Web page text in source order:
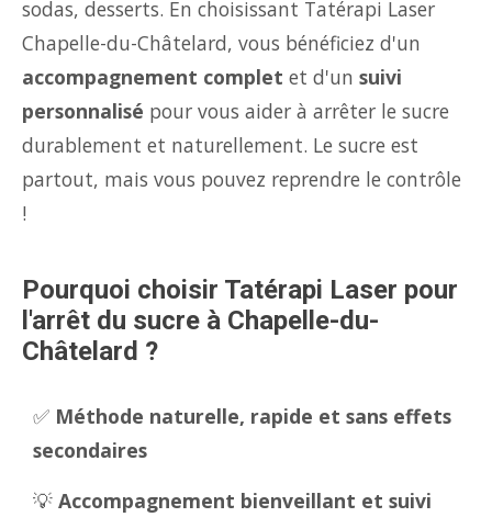
sodas, desserts. En choisissant Tatérapi Laser
Chapelle-du-Châtelard, vous bénéficiez d'un
accompagnement complet et d'un suivi
personnalisé pour vous aider à arrêter le sucre
durablement et naturellement. Le sucre est
partout, mais vous pouvez reprendre le contrôle
!
Pourquoi choisir Tatérapi Laser pour
l'arrêt du sucre à Chapelle-du-
Châtelard ?
✅ Méthode naturelle, rapide et sans effets
secondaires
💡 Accompagnement bienveillant et suivi